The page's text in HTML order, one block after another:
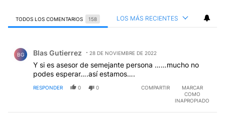
TODOS LOS COMENTARIOS 158 LOS MÁS RECIENTES
BG Blas Gutierrez 28 DE NOVIEMBRE DE 2022
Y si es asesor de semejante persona ……mucho no
podes esperar….así estamos….
RESPONDER 0 0 COMPARTIR
MARCAR
COMO
INAPROPIADO